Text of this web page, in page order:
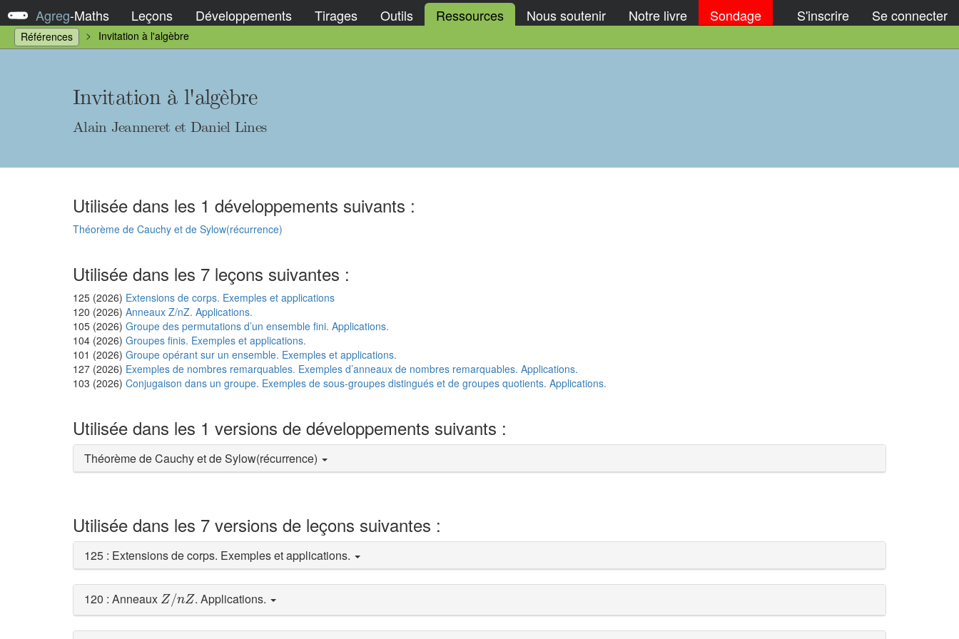
Agreg-Maths Leçons Développements Tirages Outils Ressources Nous soutenir Notre livre Sondage S'inscrire Se connecter
Références Invitation à l'algèbre
Invitation à l'algèbre
Alain Jeanneret et Daniel Lines
Utilisée dans les 1 développements suivants :
Théorème de Cauchy et de Sylow(récurrence)
Utilisée dans les 7 leçons suivantes :
125 (2026) Extensions de corps. Exemples et applications
120 (2026) Anneaux Z/nZ. Applications.
105 (2026) Groupe des permutations d’un ensemble fini. Applications.
104 (2026) Groupes finis. Exemples et applications.
101 (2026) Groupe opérant sur un ensemble. Exemples et applications.
127 (2026) Exemples de nombres remarquables. Exemples d’anneaux de nombres remarquables. Applications.
103 (2026) Conjugaison dans un groupe. Exemples de sous-groupes distingués et de groupes quotients. Applications.
Utilisée dans les 1 versions de développements suivants :
Théorème de Cauchy et de Sylow(récurrence)
Utilisée dans les 7 versions de leçons suivantes :
125 : Extensions de corps. Exemples et applications.
120 : Anneaux Z/nZ
Z/nZ . Applications.